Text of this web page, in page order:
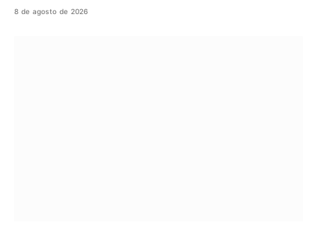
8 de agosto de 2026